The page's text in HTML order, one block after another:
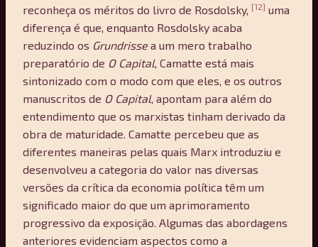
reconheça os méritos do livro de Rosdolsky, [12] uma
diferença é que, enquanto Rosdolsky acaba
reduzindo os Grundrissea um mero trabalho
preparatório de O Capital, Camatte está mais
sintonizado com o modo com que eles, e os outros
manuscritos de O Capital, apontam para além do
entendimento que os marxistas tinham derivado da
obra de maturidade. Camatte percebeu que as
diferentes maneiras pelas quais Marx introduziu e
desenvolveu a categoria do valor nas diversas
versões da crítica da economia política têm um
significado maior do que um aprimoramento
progressivo da exposição. Algumas das abordagens
anteriores evidenciam aspectos como a